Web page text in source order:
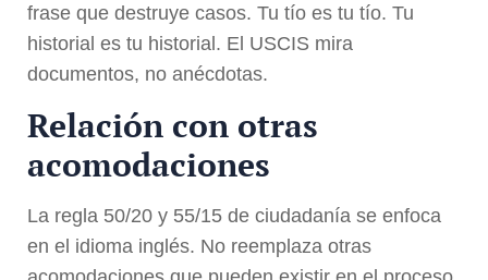
frase que destruye casos. Tu tío es tu tío. Tu
historial es tu historial. El USCIS mira
documentos, no anécdotas.
Relación con otras
acomodaciones
La regla 50/20 y 55/15 de ciudadanía se enfoca
en el idioma inglés. No reemplaza otras